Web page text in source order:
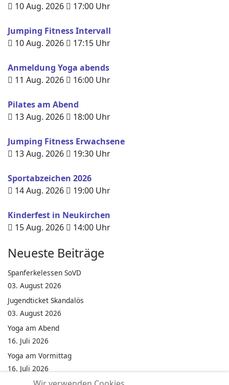
10 Aug. 2026
17:00 Uhr
Jumping Fitness Intervall
10 Aug. 2026
17:15 Uhr
Anmeldung Yoga abends
11 Aug. 2026
16:00 Uhr
Pilates am Abend
13 Aug. 2026
18:00 Uhr
Jumping Fitness Erwachsene
13 Aug. 2026
19:30 Uhr
Sportabzeichen 2026
14 Aug. 2026
19:00 Uhr
Kinderfest in Neukirchen
15 Aug. 2026
14:00 Uhr
Neueste Beiträge
Spanferkelessen SoVD
03. August 2026
Jugendticket Skandalös
03. August 2026
Yoga am Abend
16. Juli 2026
Yoga am Vormittag
16. Juli 2026